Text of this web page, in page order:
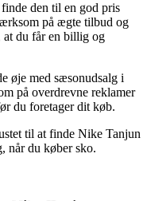
den til en god pris
på ægte tilbud og
at du får en billig og
øje med sæsonudsalg i
på overdrevne reklamer
du foretager dit køb.
til at finde Nike Tanjun
når du køber sko.